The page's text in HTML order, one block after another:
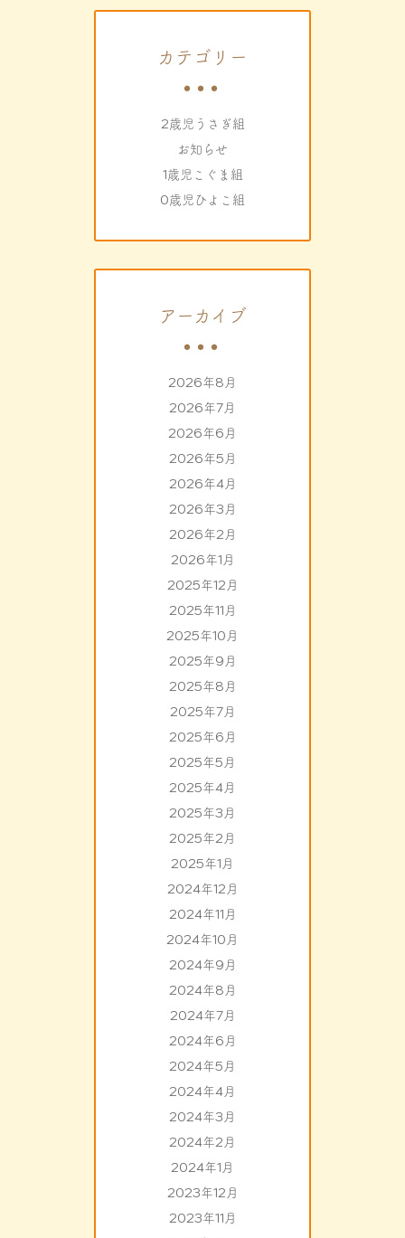
カテゴリー
2歳児うさぎ組
お知らせ
1歳児こぐま組
0歳児ひよこ組
アーカイブ
2026年8月
2026年7月
2026年6月
2026年5月
2026年4月
2026年3月
2026年2月
2026年1月
2025年12月
2025年11月
2025年10月
2025年9月
2025年8月
2025年7月
2025年6月
2025年5月
2025年4月
2025年3月
2025年2月
2025年1月
2024年12月
2024年11月
2024年10月
2024年9月
2024年8月
2024年7月
2024年6月
2024年5月
2024年4月
2024年3月
2024年2月
2024年1月
2023年12月
2023年11月